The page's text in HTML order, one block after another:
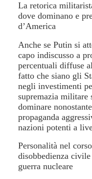
La retorica
dove dominano e
d’America
Anche se Putin si
capo indiscusso a
percentuali diffuse
fatto che siano gli
negli investimenti
supremazia militare
dominare
propaganda
nazioni potenti a
Personalità nel
disobbedienza
guerra nucleare